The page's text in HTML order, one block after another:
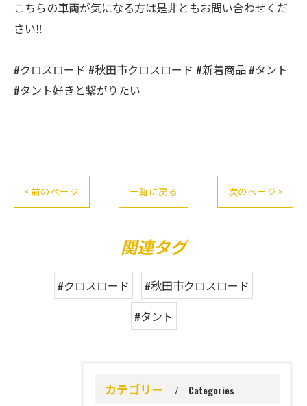
こちらの車両が気になる方は是非ともお問い合わせくだ
さい‼️
#クロスロード #秋田市クロスロード #新着商品 #タント
#タント好きと繋がりたい
< 前のページ 一覧に戻る 次のページ >
関連タグ
#クロスロード
#秋田市クロスロード
#タント
カテゴリー Categories